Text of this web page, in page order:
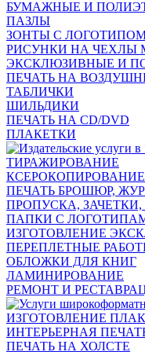
БУМАЖНЫЕ И
ПАЗЛЫ
ЗОНТЫ С
РИСУНКИ НА ЧЕХЛЫ
ЭКСКЛЮЗИВНЫЕ И
ПЕЧАТЬ НА
ТАБЛИЧКИ
ШИЛЬДИКИ
ПЕЧАТЬ НА CD/DVD
ПЛАКЕТКИ
ТИРАЖИРОВАНИЕ
КСЕРОКОПИРОВАНИЕ
ПЕЧАТЬ БРОШЮР,
ПРОПУСКА,
ПАПКИ С
ИЗГОТОВЛЕНИЕ
ПЕРЕПЛЕТНЫЕ
ОБЛОЖКИ ДЛЯ КНИГ
ЛАМИНИРОВАНИЕ
РЕМОНТ И
ИЗГОТОВЛЕНИЕ
ИНТЕРЬЕРНАЯ
ПЕЧАТЬ НА ХОЛСТЕ